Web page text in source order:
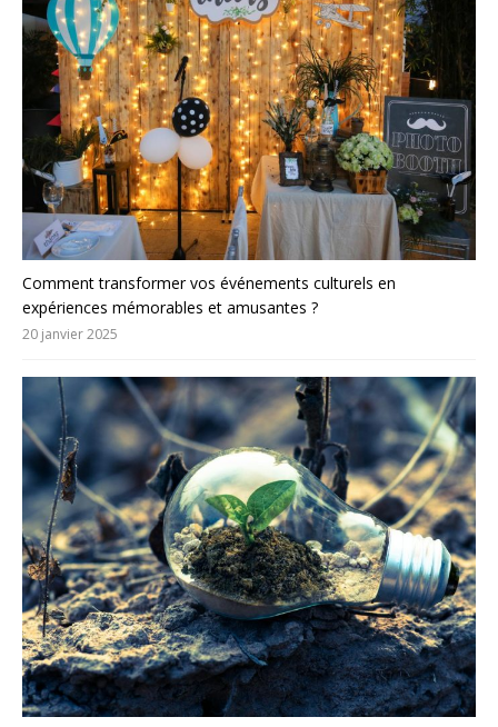
Comment transformer vos événements culturels en
expériences mémorables et amusantes ?
20 janvier 2025